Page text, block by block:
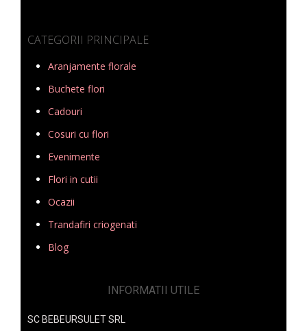
CATEGORII PRINCIPALE
Aranjamente florale
Buchete flori
Cadouri
Cosuri cu flori
Evenimente
Flori in cutii
Ocazii
Trandafiri criogenati
Blog
INFORMATII UTILE
SC BEBEURSULET SRL